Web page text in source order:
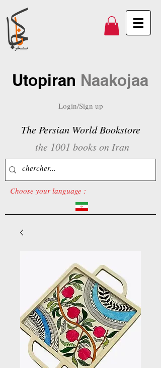
Utopiran Naakojaa
Login/Sign up
The Persian World Bookstore
the 1001 books on Iran
Choose your language :